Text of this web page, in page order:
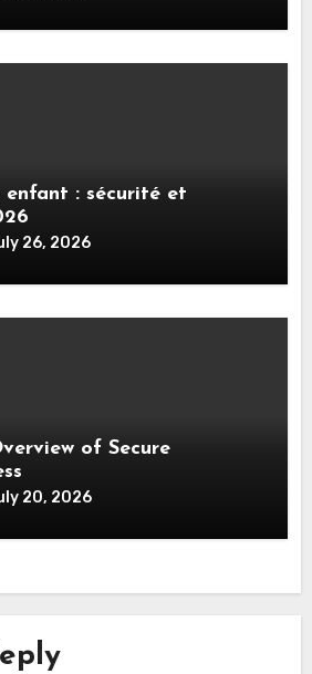
enfant : sécurité et
26, 2026
of Secure
20, 2026